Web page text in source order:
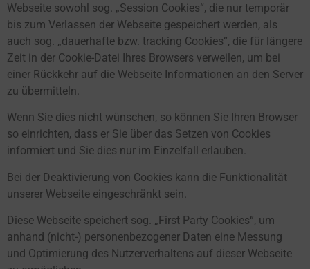
Webseite sowohl sog. „Session Cookies“, die nur temporär
bis zum Verlassen der Webseite gespeichert werden, als
auch sog. „dauerhafte bzw. tracking Cookies“, die für längere
Zeit in der Cookie-Datei Ihres Browsers verweilen, um bei
einer Rückkehr auf die Webseite Informationen an den Server
zu übermitteln.
Wenn Sie dies nicht wünschen, so können Sie Ihren Browser
so einrichten, dass er Sie über das Setzen von Cookies
informiert und Sie dies nur im Einzelfall erlauben.
Bei der Deaktivierung von Cookies kann die Funktionalität
unserer Webseite eingeschränkt sein.
Diese Webseite speichert sog. „First Party Cookies“, um
anhand (nicht-) personenbezogener Daten eine Messung
und Optimierung des Nutzerverhaltens auf dieser Webseite